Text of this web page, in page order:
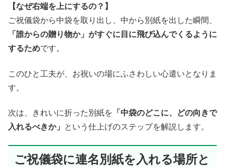
【なぜ右端を上にするの？】
ご祝儀袋から中袋を取り出し、中から別紙を出した瞬間、
「誰からの贈り物か」がすぐに目に飛び込んでくるように
するためです。
このひと工夫が、お祝いの場にふさわしい心遣いとなりま
す。
次は、きれいに折った別紙を 「中袋のどこに、どの向きで
入れるべきか」
という仕上げのステップを解説します。
ご祝儀袋に連名別紙を入れる場所と